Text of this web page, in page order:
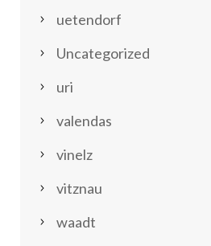
uetendorf
Uncategorized
uri
valendas
vinelz
vitznau
waadt